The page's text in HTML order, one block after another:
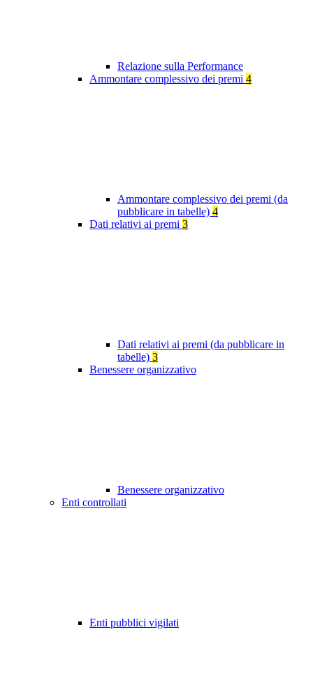
Relazione sulla Performance
Ammontare complessivo dei premi 4
Ammontare complessivo dei premi (da
pubblicare in tabelle) 4
Dati relativi ai premi 3
Dati relativi ai premi (da pubblicare in
tabelle) 3
Benessere organizzativo
Benessere organizzativo
Enti controllati
Enti pubblici vigilati